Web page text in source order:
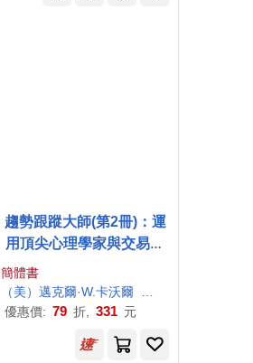
樂競文
趨勢跟蹤大師(第2冊)：運
用頂尖心理學家與交易大
師的策略實現最佳表現
簡體書
（美）邁克爾·W.卡沃爾
優惠價: 79 折, 331 元